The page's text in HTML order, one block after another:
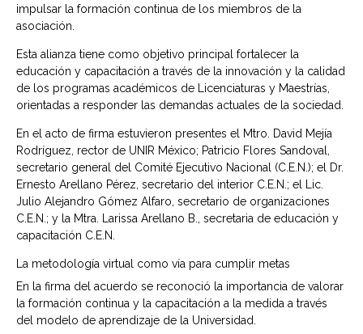
impulsar la formación continua de los miembros de la
asociación.
Esta alianza tiene como objetivo principal fortalecer la
educación y capacitación a través de la innovación y la calidad
de los programas académicos de Licenciaturas y Maestrías,
orientadas a responder las demandas actuales de la sociedad.
En el acto de firma estuvieron presentes el Mtro. David Mejía
Rodríguez, rector de UNIR México; Patricio Flores Sandoval,
secretario general del Comité Ejecutivo Nacional (C.E.N.); el Dr.
Ernesto Arellano Pérez, secretario del interior C.E.N.; el Lic.
Julio Alejandro Gómez Alfaro, secretario de organizaciones
C.E.N.; y la Mtra. Larissa Arellano B., secretaria de educación y
capacitación C.E.N.
La metodología virtual como vía para cumplir metas
En la firma del acuerdo se reconoció la importancia de valorar
la formación continua y la capacitación a la medida a través
del modelo de aprendizaje de la Universidad.